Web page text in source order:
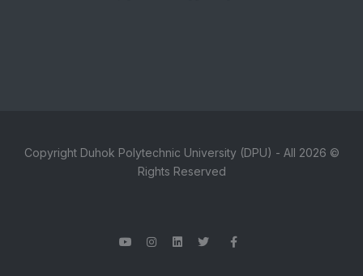
© 2026 Copyright Duhok Polytechnic University (DPU) - All
Rights Reserved